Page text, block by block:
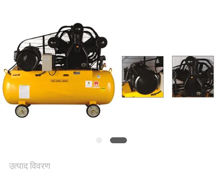
एक
उद्धरण
का
अनुरोध
साइटमैप
उत्पाद विवरण